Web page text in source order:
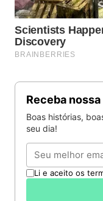
Receba
Boas histórias,
seu dia!
Email
Li e aceito os